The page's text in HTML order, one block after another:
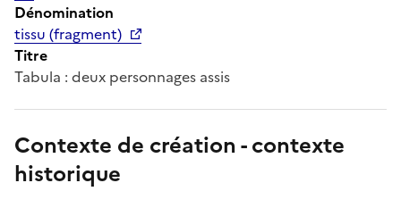
Dénomination
tissu (fragment)
Titre
Tabula : deux personnages assis
Contexte de création - contexte
historique